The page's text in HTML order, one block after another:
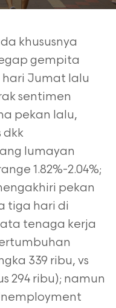
khususnya
gempita
hari Jumat lalu
sentimen
pekan lalu,
dkk
lumayan
1.82%-2.04%;
pekan
tiga hari di
tenaga kerja
339 ribu, vs
294 ribu); namun